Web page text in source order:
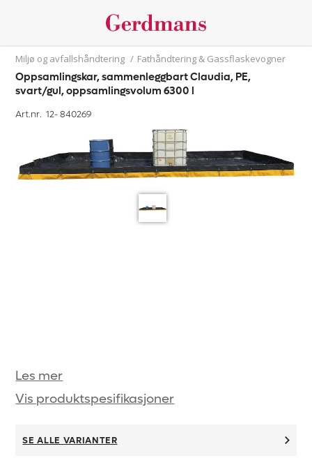
Miljø og avfallshåndtering / Fathåndtering & Gassflaskevogner
Oppsamlingskar, sammenleggbart Claudia, PE,
svart/gul, oppsamlingsvolum 6300 l
Art.nr. 12-840269
Les mer
Vis produktspesifikasjoner
SE ALLE VARIANTER